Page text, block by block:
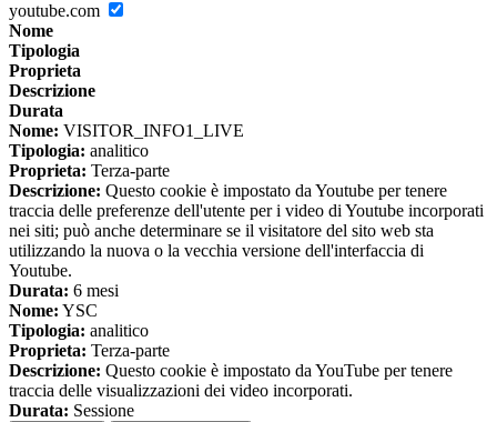
youtube.com
Nome
Tipologia
Proprieta
Descrizione
Durata
Nome: VISITOR_INFO1_LIVE
Tipologia: analitico
Proprieta: Terza-parte
Descrizione: Questo cookie è impostato da Youtube per tenere
traccia delle preferenze dell'utente per i video di Youtube incorporati
nei siti; può anche determinare se il visitatore del sito web sta
utilizzando la nuova o la vecchia versione dell'interfaccia di
Youtube.
Durata: 6 mesi
Nome: YSC
Tipologia: analitico
Proprieta: Terza-parte
Descrizione: Questo cookie è impostato da YouTube per tenere
traccia delle visualizzazioni dei video incorporati.
Durata: Sessione